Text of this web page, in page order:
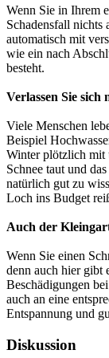
Wenn Sie in Ihrem
Schadensfall nichts
automatisch mit
wie ein nach
besteht.
Verlassen Sie sich
Viele Menschen
Beispiel
Winter plötzlich mit
Schnee taut und
natürlich gut zu
Loch ins Budget
Auch der
Wenn Sie einen
denn auch hier gibt
Beschädigungen
auch an eine
Entspannung und
Diskussion